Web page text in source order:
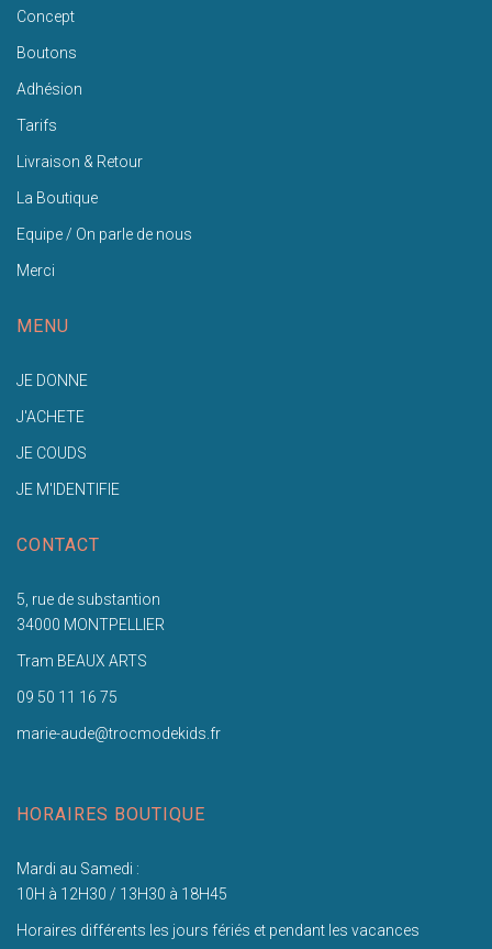
Concept
Boutons
Adhésion
Tarifs
Livraison & Retour
La Boutique
Equipe / On parle de nous
Merci
MENU
JE DONNE
J'ACHETE
JE COUDS
JE M'IDENTIFIE
CONTACT
5, rue de substantion
34000 MONTPELLIER
Tram BEAUX ARTS
09 50 11 16 75
marie-aude@trocmodekids.fr
HORAIRES BOUTIQUE
Mardi au Samedi :
10H à 12H30 / 13H30 à 18H45
Horaires différents les jours fériés et pendant les vacances